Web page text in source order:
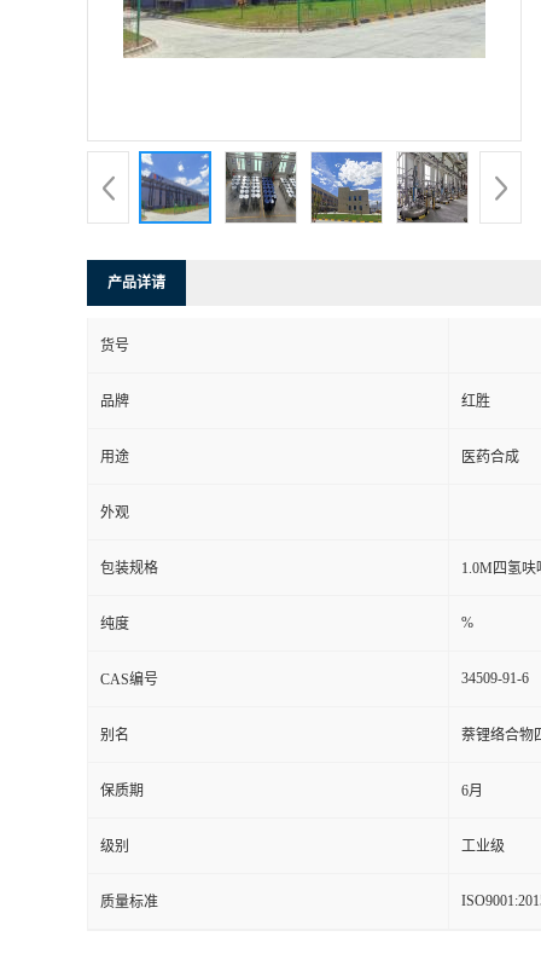
产品详请
货号
品牌 红胜
用途 医药合成
外观
包装规格 1.0M四氢呋
纯度 %
CAS编号 34509-91-6
别名 萘锂络合物
保质期 6月
级别 工业级
质量标准